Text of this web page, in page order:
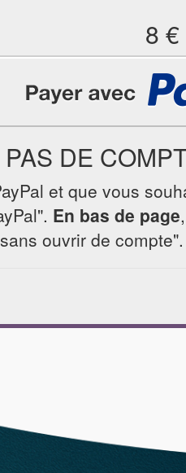
8 €
PAS DE
et que vous
En bas de page
ouvrir de compte".